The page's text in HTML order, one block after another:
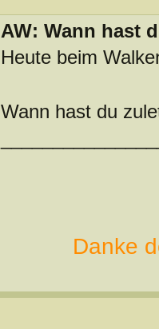
AW: Wann hast
Heute beim
Wann hast du
Danke